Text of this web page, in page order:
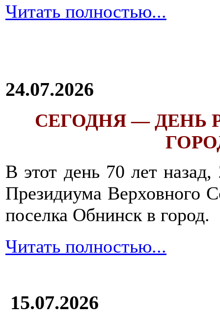
Читать полностью...
24.07.2026
СЕГОДНЯ — ДЕНЬ
В этот день 70 лет
Президиума Верховного
поселка Обнинск в город.
Читать полностью...
15.07.2026